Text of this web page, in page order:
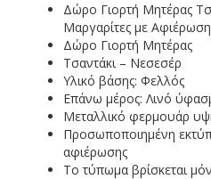
Δώρο Γιορτή Μητέρας
Μαργαρίτες με Αφιέρωση
Δώρο Γιορτή Μητέρας
Τσαντάκι – Νεσεσέρ
Υλικό βάσης: Φελλός
Επάνω μέρος: Λινό
Μεταλλικό φερμουάρ
Προσωποποιημένη
αφιέρωσης
Το τύπωμα βρίσκεται